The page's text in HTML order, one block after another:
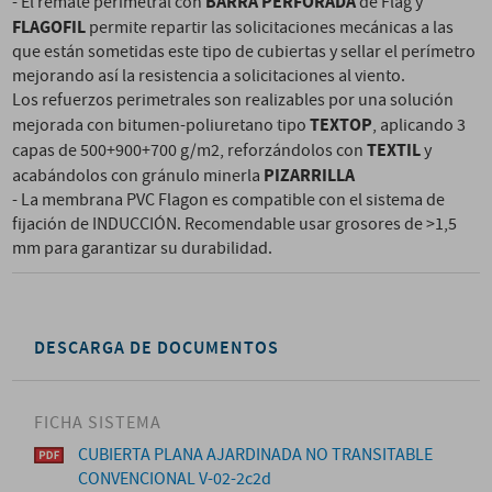
FLAGOFILpermite repartir las solicitaciones mecánicas a las
que están sometidas este tipo de cubiertas y sellar el perímetro
mejorando así la resistencia a solicitaciones al viento.
Los refuerzos perimetrales son realizables por una solución
mejorada con bitumen-poliuretano tipoTEXTOP, aplicando 3
capas de 500+900+700 g/m2, reforzándolos conTEXTILy
acabándolos con gránulo minerla PIZARRILLA
- La membrana PVC Flagon es compatible con el sistema de
fijación de INDUCCIÓN. Recomendable usar grosores de >1,5
mm para garantizar su durabilidad.
DESCARGA DE DOCUMENTOS
FICHA SISTEMA
CUBIERTA PLANA AJARDINADA NO TRANSITABLE
CONVENCIONAL V-02-2c2d